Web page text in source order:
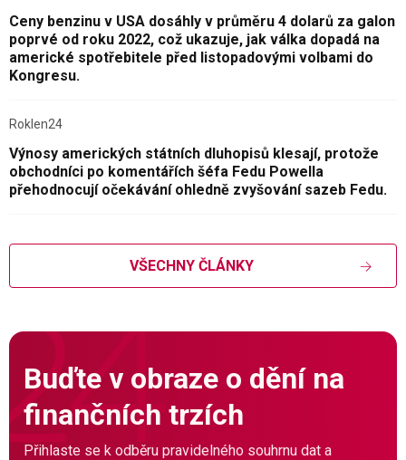
Ceny benzinu v USA dosáhly v průměru 4 dolarů za galon
poprvé od roku 2022, což ukazuje, jak válka dopadá na
americké spotřebitele před listopadovými volbami do
Kongresu.
Roklen24
Výnosy amerických státních dluhopisů klesají, protože
obchodníci po komentářích šéfa Fedu Powella
přehodnocují očekávání ohledně zvyšování sazeb Fedu.
VŠECHNY ČLÁNKY
Buďte v obraze o dění na
finančních trzích
Přihlaste se k odběru pravidelného souhrnu dat a